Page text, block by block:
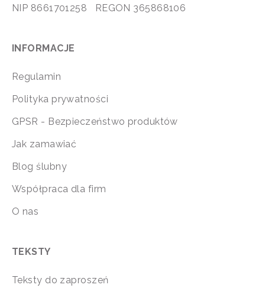
NIP 8661701258 REGON 365868106
INFORMACJE
Regulamin
Polityka prywatności
GPSR - Bezpieczeństwo produktów
Jak zamawiać
Blog ślubny
Współpraca dla firm
O nas
TEKSTY
Teksty do zaproszeń